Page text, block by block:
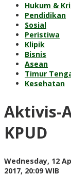
Hukum &
Pendidikan
Sosial
Peristiwa
Klipik
Bisnis
Asean
Timur
Kesehatan
Aktivis-
KPUD
Wednesday, 12
2017, 20:09 WIB